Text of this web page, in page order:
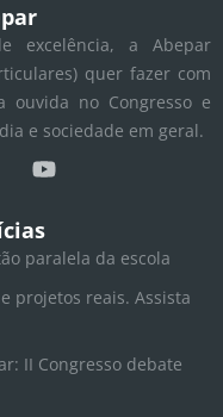
excelência, a Abepar
quer fazer com
ouvida no Congresso e
e sociedade em geral.
Y
o
t
u
b
e
paralela da escola
projetos reais. Assista
II Congresso debate